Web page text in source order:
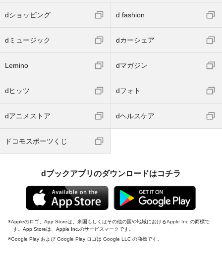
dショッピング d fashion
dミュージック dカーシェア
Lemino dマガジン
dヒッツ dフォト
dアニメストア dヘルスケア
ドコモスポーツくじ
dブックアプリのダウンロードはコチラ
Appleのロゴ、App Storeは、米国もしくはその他の国や地域におけるApple Inc.の商標で
す。App Storeは、Apple Inc.のサービスマークです。
Google Play および Google Play ロゴは Google LLC の商標です。